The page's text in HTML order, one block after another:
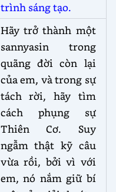
trình sáng tạo.
Hãy trở thành một
sannyasin trong
quãng đời còn lại
của em, và trong sự
tách rời, hãy tìm
cách phụng sự
Thiên Cơ. Suy
ngẫm thật kỹ câu
vừa rồi, bởi vì với
em, nó nắm giữ bí